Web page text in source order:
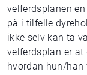
velferdsplanen
på i tilfelle
ikke selv kan ta
velferdsplan er
hvordan hun/han